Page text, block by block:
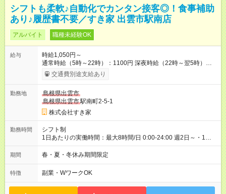
シフトも柔軟♪自動化でカンタン接客◎！食事補助
あり♪履歴書不要／すき家 出雲市駅南店
アルバイト 職種未経験OK
給与
時給1,050円～
通常時給（5時～22時）：1100円 深夜時給（22時～翌5時）：
1375円 高校生時給：1050円 【特別手当】早朝手当（5：00-9：
00）時給+150円 【試用期間】試用期間あり 試用期間の長さ：1
30日（※条件変更なし）ですが、切り上げで一ヶ月とさせてい
ただきます。 研修制度あり：15時間(研修中も同時給）
交通費別途支給あり
勤務地
島根県出雲市
島根県出雲市駅南町2-5-1
株式会社すき家
勤務時間
シフト制
1日あたりの実働時間：最大8時間/日 0:00-24:00 週2日～・1日
2h～OK ＜シフト例＞ 〇朝帯 5:00-9:00 〇昼帯 9:00-14:00 〇午
後帯 14:00-18:00 〇夜帯 18:00-22:00 〇深夜帯 22:00-翌5:00 基
ます♪
期間 春・夏・冬休み期間限定
特徴 副業・WワークOK